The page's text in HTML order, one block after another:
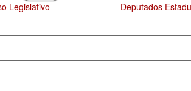
Estaduais Administração